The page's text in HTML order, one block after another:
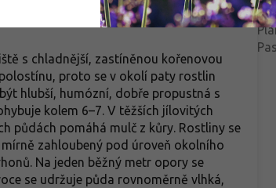
souplodí, která přetrvávají na
rostlině až do podzimu a
její okrasnou hodnotu.
hodí na pergoly, treláže, ploty,
oblouky i obelisky. Krásně se
kombinuje s popínavými růžemi,
světlými plaménky i okrasnými
vytváří výrazné barevné
a vynikne jak samostatně na konstrukci,
s chladnější, zastíněnou kořenovou
proto se v okolí paty rostlin
hlubší, humózní, dobře propustná s
kolem 6–7. V těžších jílovitých
půdách pomáhá mulč z kůry. Rostliny se
zahloubený pod úroveň okolního
Na jeden běžný metr opory se
se udržuje půda rovnoměrně vlhká,